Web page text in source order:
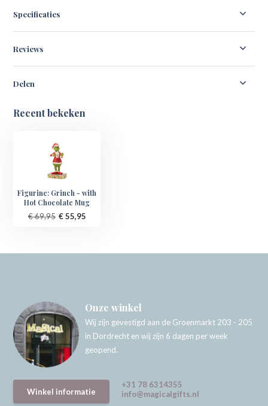
Specificaties
Reviews
Delen
Recent bekeken
Figurine: Grinch - with
Hot Chocolate Mug
€ 69,95 € 55,95
Onze winkel
Wij zijn gevestigd aan de Groenmarkt 203 - 205
in Dordrecht en wij zijn 6 dagen per week
geopend.
Winkel informatie
+31 78 6314355
info@magicalgifts.nl